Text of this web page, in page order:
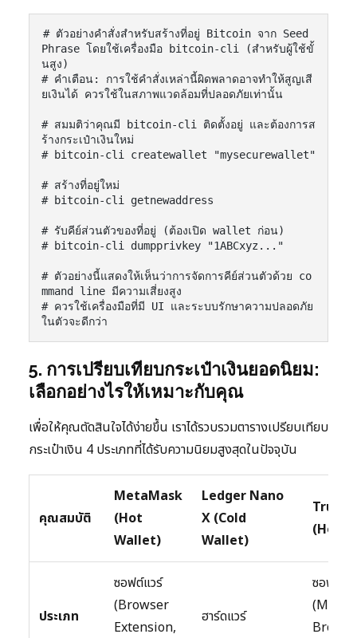
# ตัวอย่างคำสั่งสำหรับสร้างที่อยู่ Bitcoin จาก Seed
Phrase โดยใช้เครื่องมือ bitcoin-cli (สำหรับผู้ใช้ขั้
นสูง)
# คำเตือน: การใช้คำสั่งเหล่านี้ผิดพลาดอาจทำให้สูญเสี
ยเงินได้ ควรใช้ในสภาพแวดล้อมที่ปลอดภัยเท่านั้น
# สมมติว่าคุณมี bitcoin-cli ติดตั้งอยู่ และต้องการส
ร้างกระเป๋าเงินใหม่
# bitcoin-cli createwallet "mysecurewallet"
# สร้างที่อยู่ใหม่
# bitcoin-cli getnewaddress
# รับคีย์ส่วนตัวของที่อยู่ (ต้องเปิด wallet ก่อน)
# bitcoin-cli dumpprivkey "1ABCxyz..."
# ตัวอย่างนี้แสดงให้เห็นว่าการจัดการคีย์ส่วนตัวด้วย co
mmand line มีความเสี่ยงสูง
# ควรใช้เครื่องมือที่มี UI และระบบรักษาความปลอดภัย
5. การเปรียบเทียบกระเป๋าเงินยอดนิยม:
เลือกอย่างไรให้เหมาะกับคุณ
เพื่อให้คุณตัดสินใจได้ง่ายขึ้น เราได้รวบรวมตารางเปรียบเทียบ
กระเป๋าเงิน 4 ประเภทที่ได้รับความนิยมสูงสุดในปัจจุบัน
คุณสมบัติ
MetaMask
(Hot
Wallet)
Ledger Nano
X (Cold
Wallet)
Trust
(Hot
ประเภท
ซอฟต์แวร์
(Browser
Extension,
ฮาร์ดแวร์
ซอฟต์แ